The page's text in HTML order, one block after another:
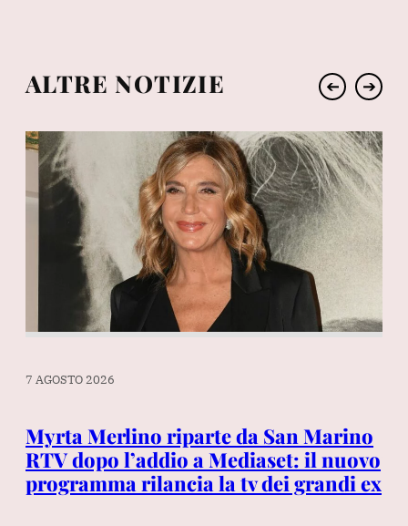
ALTRE NOTIZIE ➔ ➔
7 AGOSTO 2026
Myrta Merlino riparte da San Marino
RTV dopo l’addio a Mediaset: il nuovo
programma rilancia la tv dei grandi ex